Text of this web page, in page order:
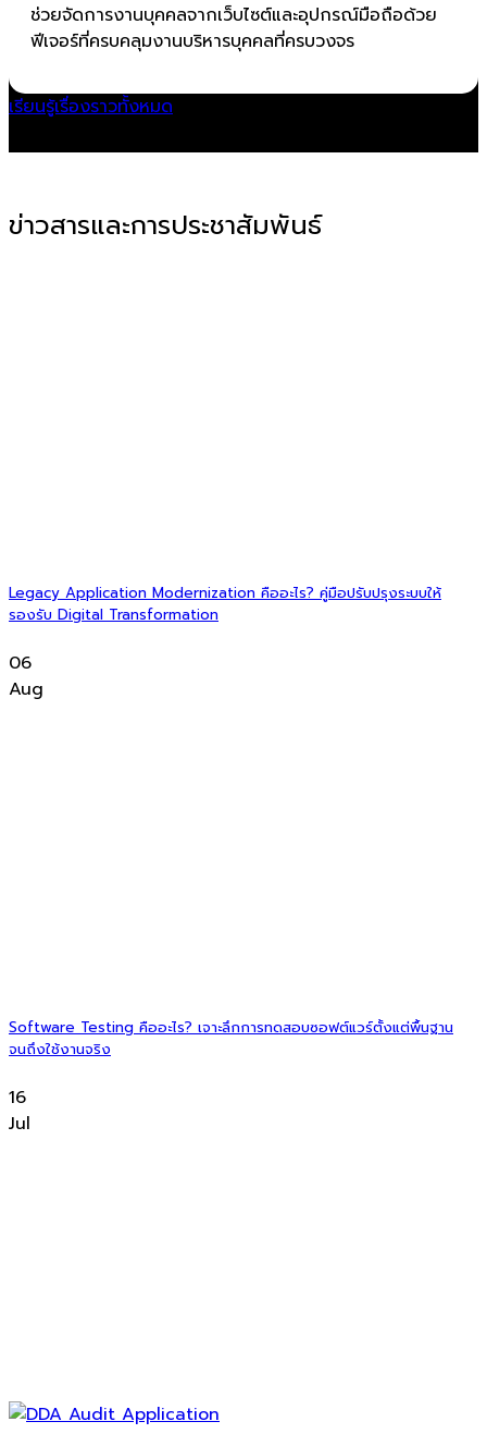
ช่วยจัดการงานบุคคลจากเว็บไซต์และอุปกรณ์มือถือด้วย
ฟีเจอร์ที่ครบคลุมงานบริหารบุคคลที่ครบวงจร
เรียนรู้เรื่องราวทั้งหมด
ข่าวสารและการประชาสัมพันธ์
Legacy Application Modernization คืออะไร? คู่มือปรับปรุงระบบให้
รองรับ Digital Transformation
06
Aug
Software Testing คืออะไร? เจาะลึกการทดสอบซอฟต์แวร์ตั้งแต่พื้นฐาน
จนถึงใช้งานจริง
16
Jul